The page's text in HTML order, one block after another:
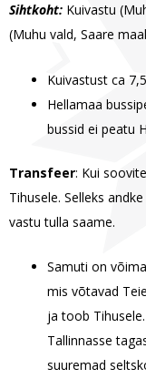
Sihtkoht: Kuivastu
(Muhu vald, Saare
Kuivastust ca
Hellamaa
bussid ei peatu
Transfeer: Kui
Tihusele. Selleks
vastu tulla saame.
Samuti on
mis võtavad
ja toob
Tallinnasse
suuremad